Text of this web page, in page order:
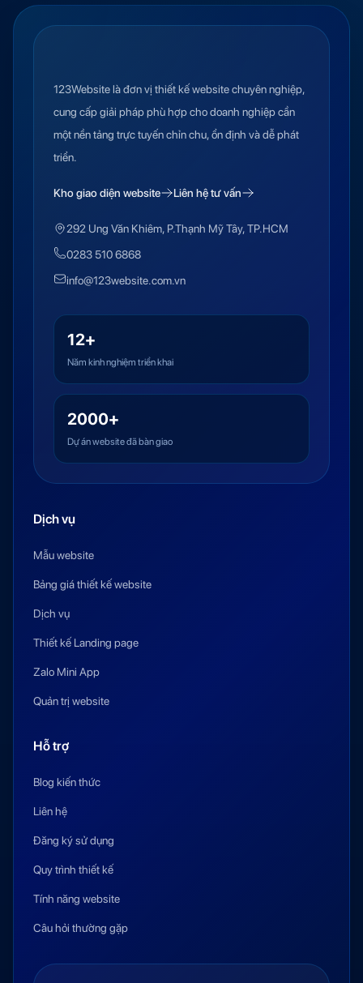
123Website là đơn vị thiết kế website chuyên nghiệp,
cung cấp giải pháp phù hợp cho doanh nghiệp cần
một nền tảng trực tuyến chỉn chu, ổn định và dễ phát
triển.
Kho giao diện website Liên hệ tư vấn
292 Ung Văn Khiêm, P.Thạnh Mỹ Tây, TP.HCM
0283 510 6868
info@123website.com.vn
12+
Năm kinh nghiệm triển khai
2000+
Dự án website đã bàn giao
Dịch vụ
Mẫu website
Bảng giá thiết kế website
Dịch vụ
Thiết kế Landing page
Zalo Mini App
Quản trị website
Hỗ trợ
Blog kiến thức
Liên hệ
Đăng ký sử dụng
Quy trình thiết kế
Tính năng website
Câu hỏi thường gặp